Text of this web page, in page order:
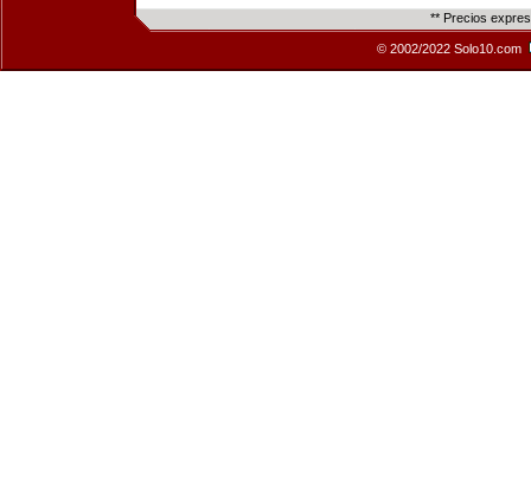
** Precios
© 2002/2022 Solo10.com